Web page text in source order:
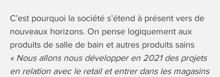
C’est pourquoi la société s’étend à présent vers de
nouveaux horizons. On pense logiquement aux
produits de salle de bain et autres produits sains
« Nous allons nous développer en 2021 des projets
en relation avec le retail et entrer dans les magasins